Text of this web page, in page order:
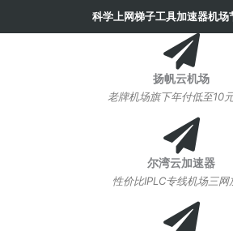
科学上网梯子工具加速器机场
扬帆云机场
老牌机场旗下年付低至10
尔湾云加速器
性价比IPLC专线机场三网